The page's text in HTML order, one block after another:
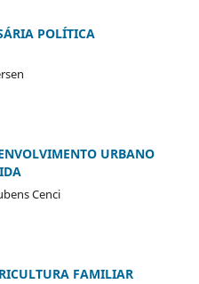
POLÍTICA
URBANO
Cenci
FAMILIAR